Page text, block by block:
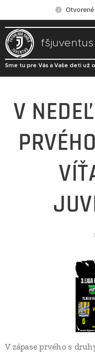
Otvorené
fšjuventus
Sme tu pre Vás a Vaše deti už
V
V zápase prvého s